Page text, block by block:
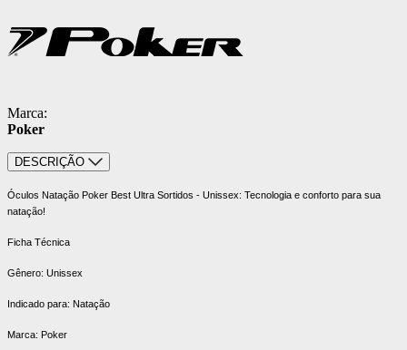
Marca:
Poker
DESCRIÇÃO
Óculos Natação Poker Best Ultra Sortidos - Unissex: Tecnologia e conforto para sua
natação!
Ficha Técnica
Gênero: Unissex
Indicado para: Natação
Marca: Poker